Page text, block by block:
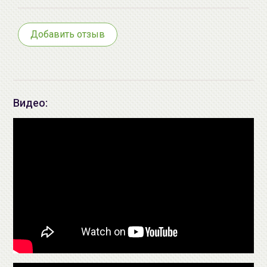
group@allcosmetics.by
Добавить отзыв
Видео: